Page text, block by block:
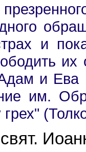
и
и Ева
им.